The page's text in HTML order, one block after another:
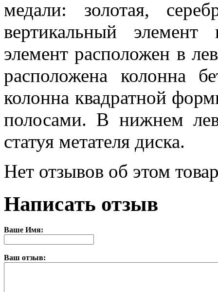
медали: золотая,
вертикальный
элемент расположен в
расположена колонна
колонна квадратной
полосами. В нижнем
статуя метателя диска.
Нет отзывов об этом
Написать отзыв
Ваше Имя:
Ваш отзыв: